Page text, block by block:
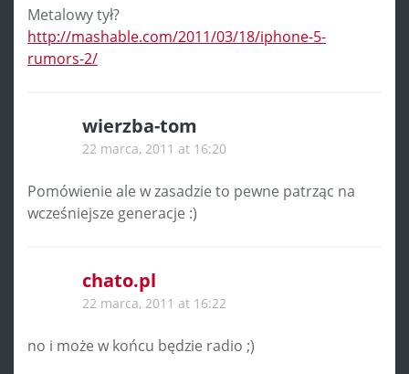
Metalowy tył?
http://mashable.com/2011/03/18/iphone-5-
rumors-2/
wierzba-tom
22 marca, 2011 at 16:20
Pomówienie ale w zasadzie to pewne patrząc na
wcześniejsze generacje :)
chato.pl
22 marca, 2011 at 16:22
no i może w końcu będzie radio ;)